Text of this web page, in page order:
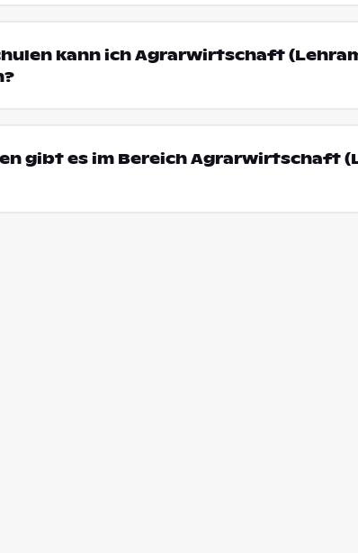
kann ich Agrarwirtschaft
gibt es im Bereich Agrarwirtschaft